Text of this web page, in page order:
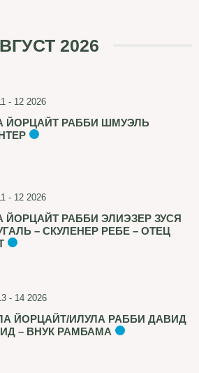
2026
- 12 2026
ЙОРЦАЙТ РАББИ ШМУЭЛЬ
- 12 2026
ЙОРЦАЙТ РАББИ ЭЛИЭЗЕР ЗУСЯ
– СКУЛЕНЕР РЕБЕ – ОТЕЦ
- 14 2026
ЙОРЦАЙТ/ИЛУЛА РАББИ ДАВИД
– ВНУК РАМБАМА